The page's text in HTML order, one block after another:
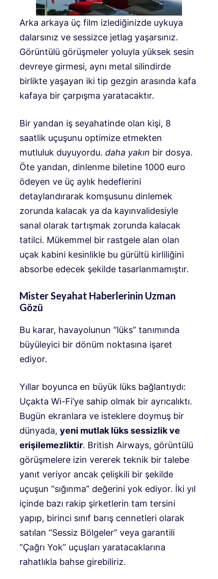
Arka arkaya üç film izlediğinizde uykuya
dalarsınız ve sessizce jetlag yaşarsınız.
Görüntülü görüşmeler yoluyla yüksek sesin
devreye girmesi, aynı metal silindirde
birlikte yaşayan iki tip gezgin arasında kafa
kafaya bir çarpışma yaratacaktır.
Bir yandan iş seyahatinde olan kişi, 8
saatlik uçuşunu optimize etmekten
mutluluk duyuyordu. daha yakın bir dosya.
Öte yandan, dinlenme biletine 1000 euro
ödeyen ve üç aylık hedeflerini
detaylandırarak komşusunu dinlemek
zorunda kalacak ya da kayınvalidesiyle
sanal olarak tartışmak zorunda kalacak
tatilci. Mükemmel bir rastgele alan olan
uçak kabini kesinlikle bu gürültü kirliliğini
absorbe edecek şekilde tasarlanmamıştır.
Mister Seyahat Haberlerinin Uzman
Gözü
Bu karar, havayolunun “lüks” tanımında
büyüleyici bir dönüm noktasına işaret
ediyor.
Yıllar boyunca en büyük lüks bağlantıydı:
Uçakta Wi-Fi’ye sahip olmak bir ayrıcalıktı.
Bugün ekranlara ve isteklere doymuş bir
dünyada, yeni mutlak lüks sessizlik ve
erişilemezliktir. British Airways, görüntülü
görüşmelere izin vererek teknik bir talebe
yanıt veriyor ancak çelişkili bir şekilde
uçuşun “sığınma” değerini yok ediyor. İki yıl
içinde bazı rakip şirketlerin tam tersini
yapıp, birinci sınıf barış cennetleri olarak
satılan “Sessiz Bölgeler” veya garantili
“Çağrı Yok” uçuşları yaratacaklarına
rahatlıkla bahse girebiliriz.